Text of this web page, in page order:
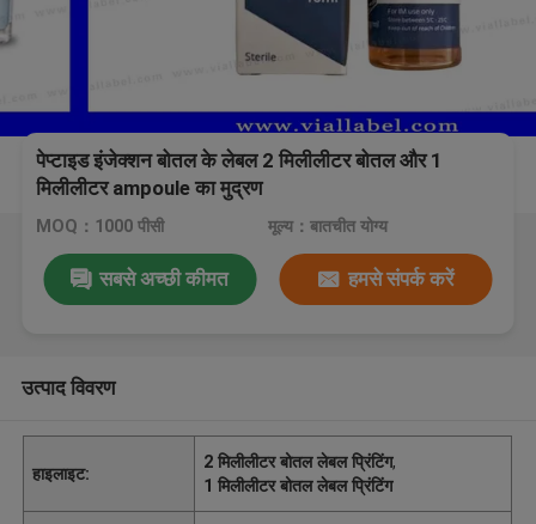
पेप्टाइड इंजेक्शन बोतल के लेबल 2 मिलीलीटर बोतल और 1
मिलीलीटर ampoule का मुद्रण
MOQ：1000 पीसी मूल्य：बातचीत योग्य
सबसे अच्छी कीमत हमसे संपर्क करें
उत्पाद विवरण
हाइलाइट:
2 मिलीलीटर बोतल लेबल प्रिंटिंग,
1 मिलीलीटर बोतल लेबल प्रिंटिंग